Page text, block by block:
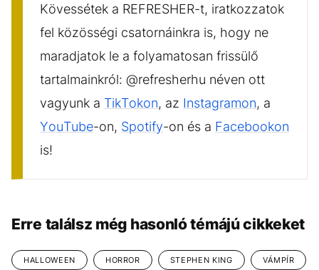
Kövessétek a REFRESHER-t, iratkozzatok
fel közösségi csatornáinkra is, hogy ne
maradjatok le a folyamatosan frissülő
tartalmainkról: @refresherhu néven ott
vagyunk a TikTokon, az Instagramon, a
YouTube-on, Spotify-on és a Facebookon
is!
Erre találsz még hasonló témájú cikkeket
HALLOWEEN HORROR STEPHEN KING VÁMPÍR